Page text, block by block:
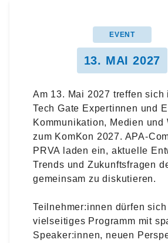
EVENT
13. MAI 2027
Am 13. Mai 2027 treffen sich
Tech Gate Expertinnen und
Kommunikation, Medien und
zum KomKon 2027. APA-
PRVA laden ein, aktuelle
Trends und Zukunftsfragen
gemeinsam zu diskutieren.
Teilnehmer:innen dürfen
vielseitiges Programm mit
Speaker:innen, neuen